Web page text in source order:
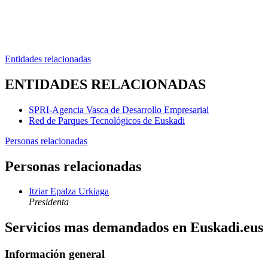
Entidades relacionadas
ENTIDADES RELACIONADAS
SPRI-Agencia Vasca de Desarrollo Empresarial
Red de Parques Tecnológicos de Euskadi
Personas relacionadas
Personas relacionadas
Itziar Epalza Urkiaga
Presidenta
Servicios mas demandados en Euskadi.eus
Información general